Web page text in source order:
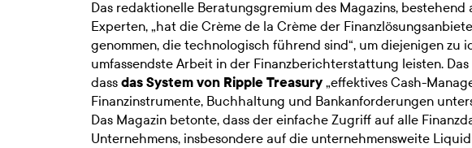
Das redaktionelle Beratungsgremium des Magazins, bestehend
Experten, „hat die Crème de la Crème der
genommen, die technologisch führend sind“, um diejenigen zu
umfassendste Arbeit in der Finanzberichterstattung leisten.
dass das System von Ripple Treasury „effektives Cash-
Finanzinstrumente, Buchhaltung und Bankanforderungen
Das Magazin betonte, dass der einfache Zugriff auf alle
Unternehmens, insbesondere auf die unternehmensweite